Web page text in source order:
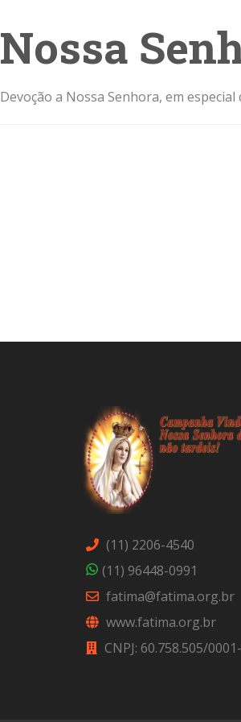
Nossa
Devoção a Nossa Senhora, em
(11) 2206-4540
(11) 96448-0991
fatima@fatima.org.br
www.fatima.org.br
CNPJ: 60.758.505/